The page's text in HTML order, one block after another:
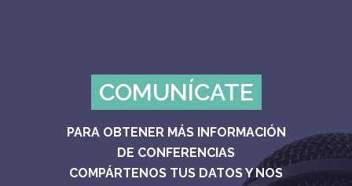
COMUNÍCATE
PARA OBTENER MÁS INFORMACIÓN
DE CONFERENCIAS
COMPÁRTENOS TUS DATOS Y NOS